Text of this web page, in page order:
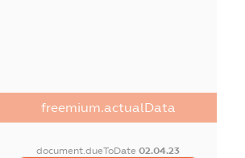
freemium.actualData
document.dueToDate02.04.23